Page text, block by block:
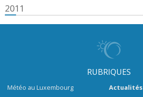
2011
RUBRIQUES
Météo au Luxembourg
Actualités